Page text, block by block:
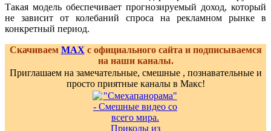
Такая модель обеспечивает прогнозируемый доход, который
не зависит от колебаний спроса на рекламном рынке в
конкретный период.
Скачиваем MAXс официального сайта и подписываемся
на наши каналы.
Приглашаем на замечательные, смешные , познавательные и
просто приятные каналы в Макс!